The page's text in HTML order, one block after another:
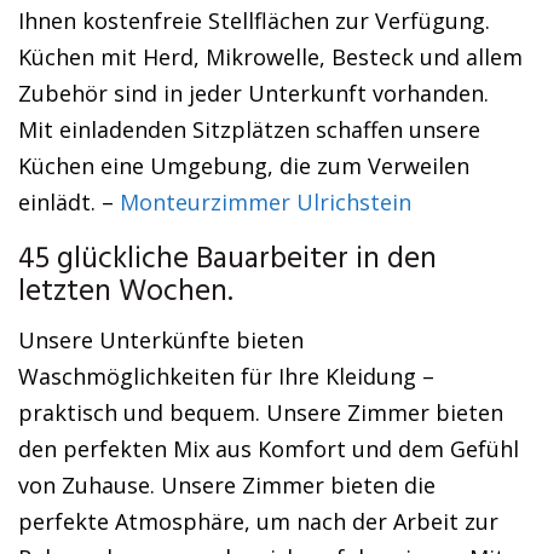
Ihnen kostenfreie Stellflächen zur Verfügung.
Küchen mit Herd, Mikrowelle, Besteck und allem
Zubehör sind in jeder Unterkunft vorhanden.
Mit einladenden Sitzplätzen schaffen unsere
Küchen eine Umgebung, die zum Verweilen
einlädt. – Monteurzimmer Ulrichstein
45 glückliche Bauarbeiter in den
letzten Wochen.
Unsere Unterkünfte bieten
Waschmöglichkeiten für Ihre Kleidung –
praktisch und bequem. Unsere Zimmer bieten
den perfekten Mix aus Komfort und dem Gefühl
von Zuhause. Unsere Zimmer bieten die
perfekte Atmosphäre, um nach der Arbeit zur